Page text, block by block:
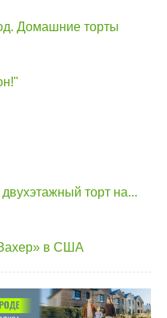
Домашние торты
торт на...
в США